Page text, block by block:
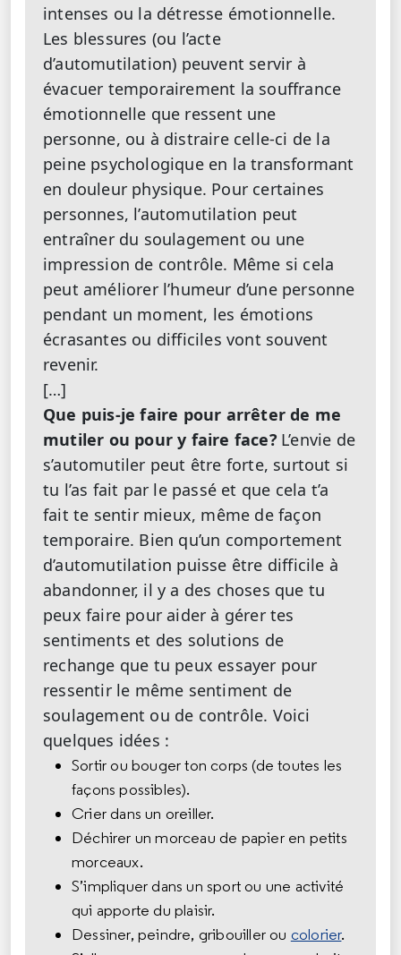
intenses ou la détresse émotionnelle.
Les blessures (ou l’acte
d’automutilation) peuvent servir à
évacuer temporairement la souffrance
émotionnelle que ressent une
personne, ou à distraire celle-ci de la
peine psychologique en la transformant
en douleur physique. Pour certaines
personnes, l’automutilation peut
entraîner du soulagement ou une
impression de contrôle. Même si cela
peut améliorer l’humeur d’une personne
pendant un moment, les émotions
écrasantes ou difficiles vont souvent
revenir.
[…]
Que puis-je faire pour arrêter de me
mutiler ou pour y faire face? L’envie de
s’automutiler peut être forte, surtout si
tu l’as fait par le passé et que cela t’a
fait te sentir mieux, même de façon
temporaire. Bien qu’un comportement
d’automutilation puisse être difficile à
abandonner, il y a des choses que tu
peux faire pour aider à gérer tes
sentiments et des solutions de
rechange que tu peux essayer pour
ressentir le même sentiment de
soulagement ou de contrôle. Voici
quelques idées :
Sortir ou bouger ton corps (de toutes les
façons possibles).
Crier dans un oreiller.
Déchirer un morceau de papier en petits
morceaux.
S’impliquer dans un sport ou une activité
qui apporte du plaisir.
Dessiner, peindre, gribouiller ou colorier.